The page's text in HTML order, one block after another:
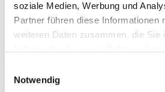
soziale Medien, Werbung und
Partner führen diese Informationen
weiteren Daten zusammen, die Sie
Notwendig
Bürgerservicestelle Alt-
Oberhausen
Rathaus Oberhausen
Bürgerservicestelle